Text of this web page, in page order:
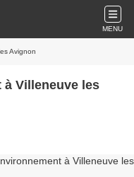
MENU
Avignon
Villeneuve les